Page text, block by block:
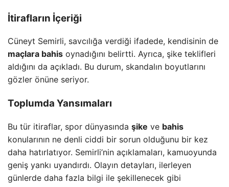
İtirafların İçeriği
Cüneyt Semirli, savcılığa verdiği ifadede, kendisinin de
maçlara bahis oynadığını belirtti. Ayrıca, şike teklifleri
aldığını da açıkladı. Bu durum, skandalın boyutlarını
gözler önüne seriyor.
Toplumda Yansımaları
Bu tür itiraflar, spor dünyasında şike ve bahis
konularının ne denli ciddi bir sorun olduğunu bir kez
daha hatırlatıyor. Semirli’nin açıklamaları, kamuoyunda
geniş yankı uyandırdı. Olayın detayları, ilerleyen
günlerde daha fazla bilgi ile şekillenecek gibi